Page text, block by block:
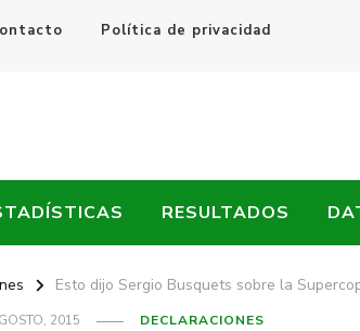
Política de privacidad
RESULTADOS
Esto dijo Sergio Busquets sobre la
2015 DECLARACIONES